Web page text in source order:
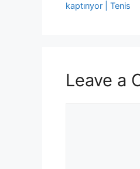
kaptırıyor | Tenis
Leave a